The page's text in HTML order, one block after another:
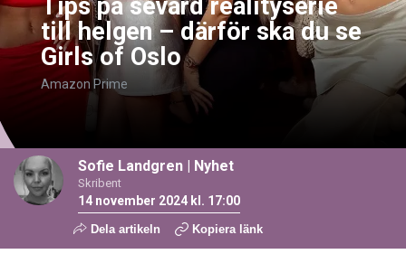
Tips på sevärd realityserie
till helgen – därför ska du se
Girls of Oslo
Amazon Prime
Sofie Landgren | Nyhet
Skribent
14 november 2024 kl. 17:00
Dela artikeln Kopiera länk